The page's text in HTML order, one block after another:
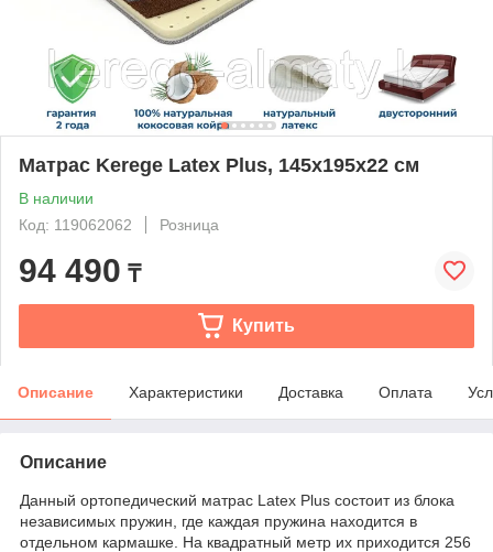
Матрас Kerege Latex Plus, 145x195x22 см
В наличии
Код: 119062062
Розница
94 490 ₸
Купить
Описание Характеристики Доставка Оплата
Описание
Данный ортопедический матрас Latex Plus состоит из блока
независимых пружин, где каждая пружина находится в
отдельном кармашке. На квадратный метр их приходится 256